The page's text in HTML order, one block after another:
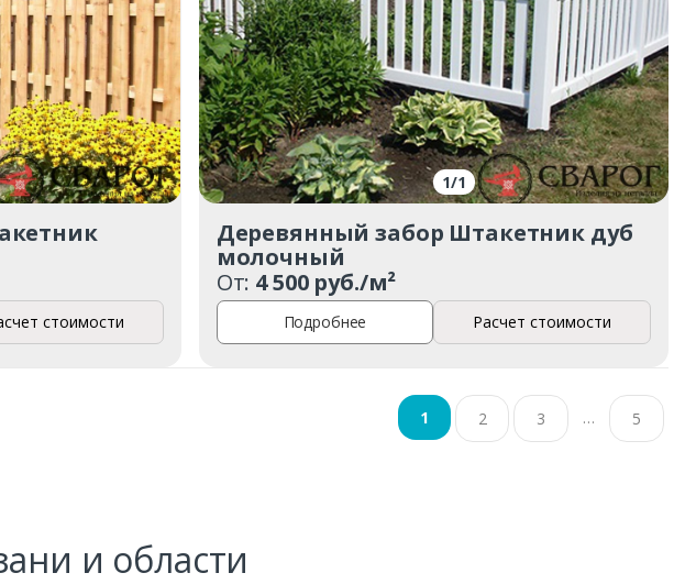
стоимости
1/1
Деревянный забор Штакетник дуб
молочный
От: 4 500 руб./м²
Подробнее Расчет стоимости
1 2 3 … 5
и области